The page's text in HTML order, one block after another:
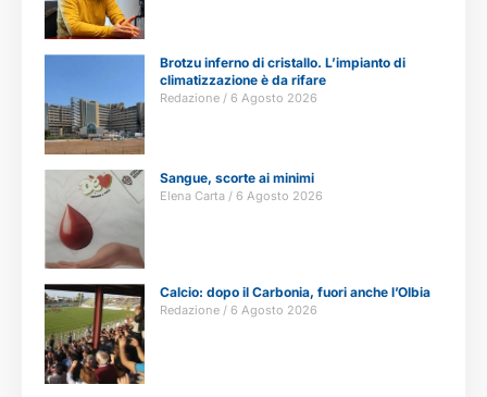
Brotzu inferno di cristallo. L’impianto di
climatizzazione è da rifare
Redazione 6 Agosto 2026
Sangue, scorte ai minimi
Elena Carta 6 Agosto 2026
Calcio: dopo il Carbonia, fuori anche l’Olbia
Redazione 6 Agosto 2026